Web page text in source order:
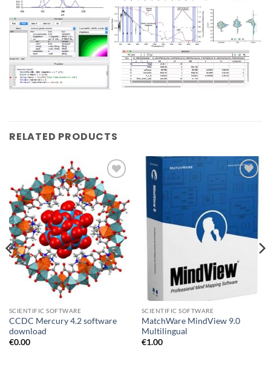
RELATED PRODUCTS
Add to
wishlist
SCIENTIFIC SOFTWARE
CCDC Mercury 4.2 software
download
€0.00
SCIENTIFIC SOFTWARE
MatchWare MindView 9.0
Multilingual
€1.00